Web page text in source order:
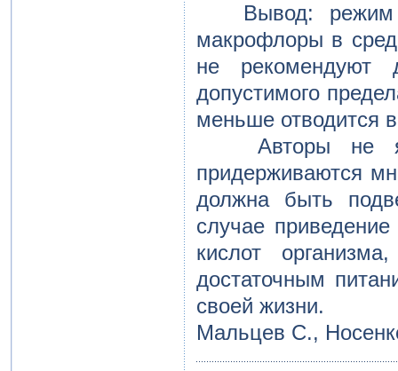
Вывод: режим
макрофлоры в
не рекомендуют
допустимого
меньше отводится
Авторы не
придерживаются
должна быть
случае
кислот
достаточным
своей жизни.
Мальцев С.,